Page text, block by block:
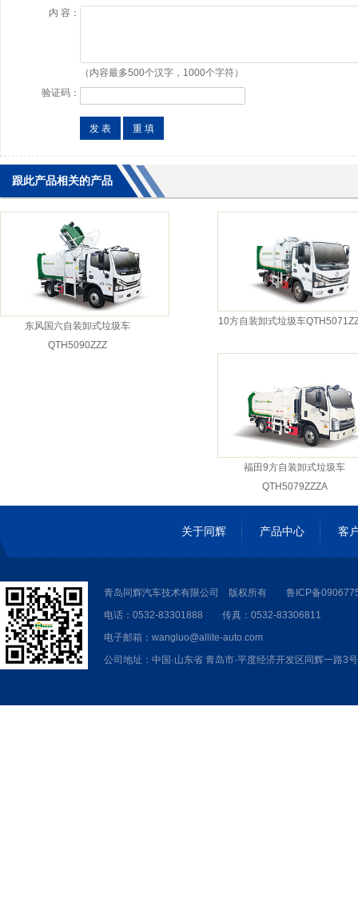
内 容：
（内容最多500个汉字，1000个字符）
验证码：
跟此产品相关的产品
东风国六自装卸式垃圾车
QTH5090ZZZ
10方自装卸式垃圾车
福田9方自装卸式垃圾车
QTH5079ZZZA
关于同辉 产品中心 客
青岛同辉汽车技术有限公司 版权所有 鲁ICP备
电话：0532-83301888 传真：0532-83306811
电子邮箱：wangluo@allite-auto.com
公司地址：中国·山东省 青岛市·平度经济开发区同辉一路3号